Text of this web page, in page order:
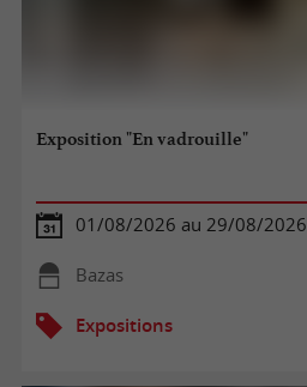
Exposition "En vadrouille"
01/08/2026 au 29/08/2026
Bazas
Expositions